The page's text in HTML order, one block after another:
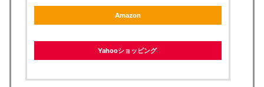
Amazon
Yahooショッピング